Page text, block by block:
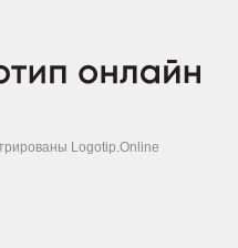
Logotip.Online